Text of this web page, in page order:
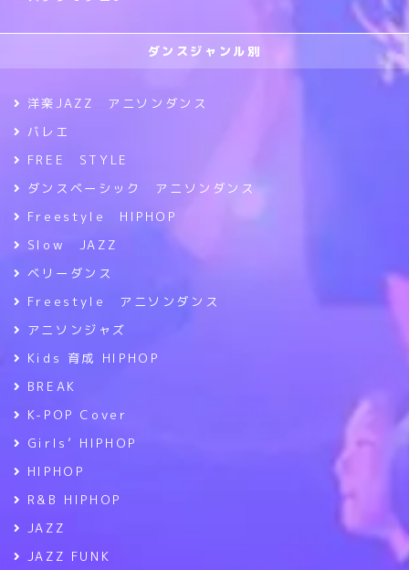
ダンスジャンル別
洋楽JAZZ アニソンダンス
バレエ
FREE STYLE
ダンスベーシック アニソンダンス
Freestyle HIPHOP
Slow JAZZ
ベリーダンス
Freestyle アニソンダンス
アニソンジャズ
Kids 育成 HIPHOP
BREAK
K-POP Cover
Girls’ HIPHOP
HIPHOP
R&B HIPHOP
JAZZ
JAZZ FUNK